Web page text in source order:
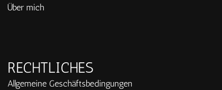
Über mich
RECHTLICHES
Allgemeine Geschäftsbedingungen